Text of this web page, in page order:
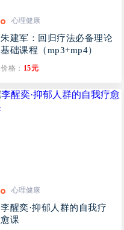
心理健康
朱建军：回归疗法必备理论
基础课程（mp3+mp4）
价格： 15元
心理健康
李醒奕·抑郁人群的自我疗
愈课